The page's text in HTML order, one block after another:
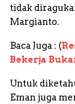
tidak
Margianto.
Baca Juga : (
Bekerja
Untuk
Eman juga